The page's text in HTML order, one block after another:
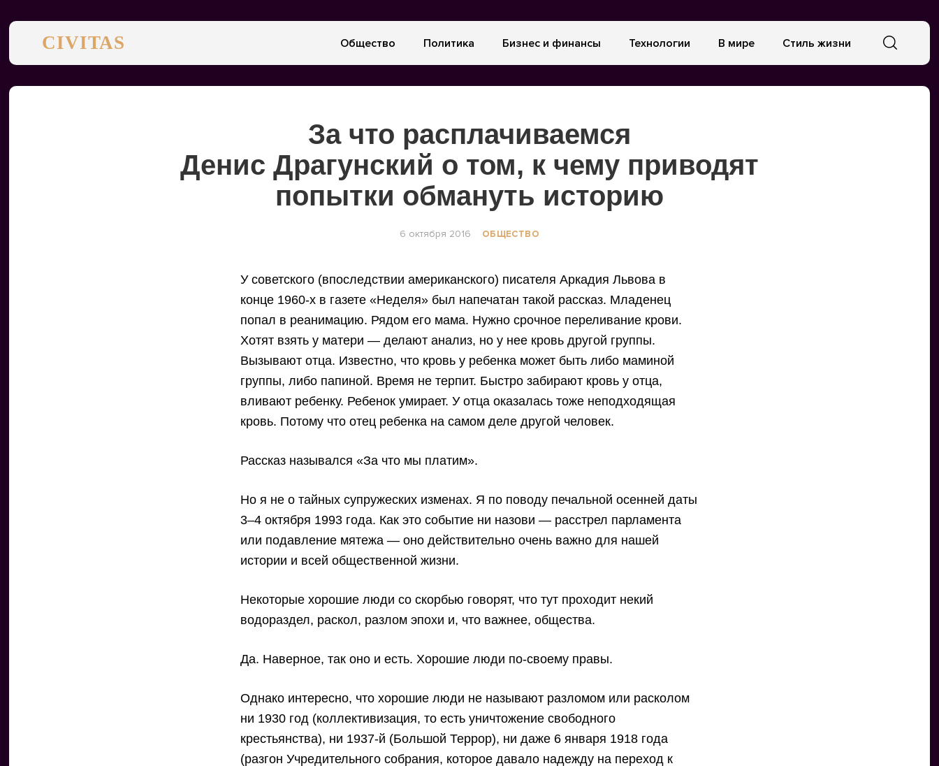
CIVITAS Общество Политика Бизнес и финансы Технологии В мире Стиль жизни
За что расплачиваемся
Денис Драгунский о том, к чему приводят
попытки обмануть историю
6 октября 2016 ОБЩЕСТВО
У советского (впоследствии американского) писателя Аркадия Львова в
конце 1960-х в газете «Неделя» был напечатан такой рассказ. Младенец
попал в реанимацию. Рядом его мама. Нужно срочное переливание крови.
Хотят взять у матери — делают анализ, но у нее кровь другой группы.
Вызывают отца. Известно, что кровь у ребенка может быть либо маминой
группы, либо папиной. Время не терпит. Быстро забирают кровь у отца,
вливают ребенку. Ребенок умирает. У отца оказалась тоже неподходящая
кровь. Потому что отец ребенка на самом деле другой человек.
Рассказ назывался «За что мы платим».
Но я не о тайных супружеских изменах. Я по поводу печальной осенней даты
3–4 октября 1993 года. Как это событие ни назови — расстрел парламента
или подавление мятежа — оно действительно очень важно для нашей
истории и всей общественной жизни.
Некоторые хорошие люди со скорбью говорят, что тут проходит некий
водораздел, раскол, разлом эпохи и, что важнее, общества.
Да. Наверное, так оно и есть. Хорошие люди по-своему правы.
Однако интересно, что хорошие люди не называют разломом или расколом
ни 1930 год (коллективизация, то есть уничтожение свободного
крестьянства), ни 1937-й (Большой Террор), ни даже 6 января 1918 года
(разгон Учредительного собрания, которое давало надежду на переход к